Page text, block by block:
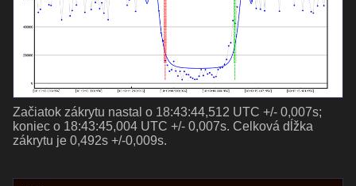
Začiatok zákrytu nastal o 18:43:44,512 UTC +/- 0,007s;
koniec o 18:43:45,004 UTC +/- 0,007s. Celková dĺžka
zákrytu je 0,492s +/-0,009s.